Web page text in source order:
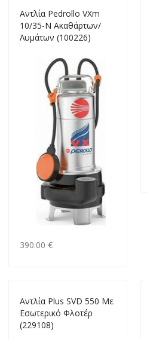
Αντλία Pedrollo VXm
10/35-N Ακαθάρτων/
Λυμάτων (100226)
390.00 €
Αντλία Plus SVD 550 Με
Εσωτερικό Φλοτέρ
(229108)